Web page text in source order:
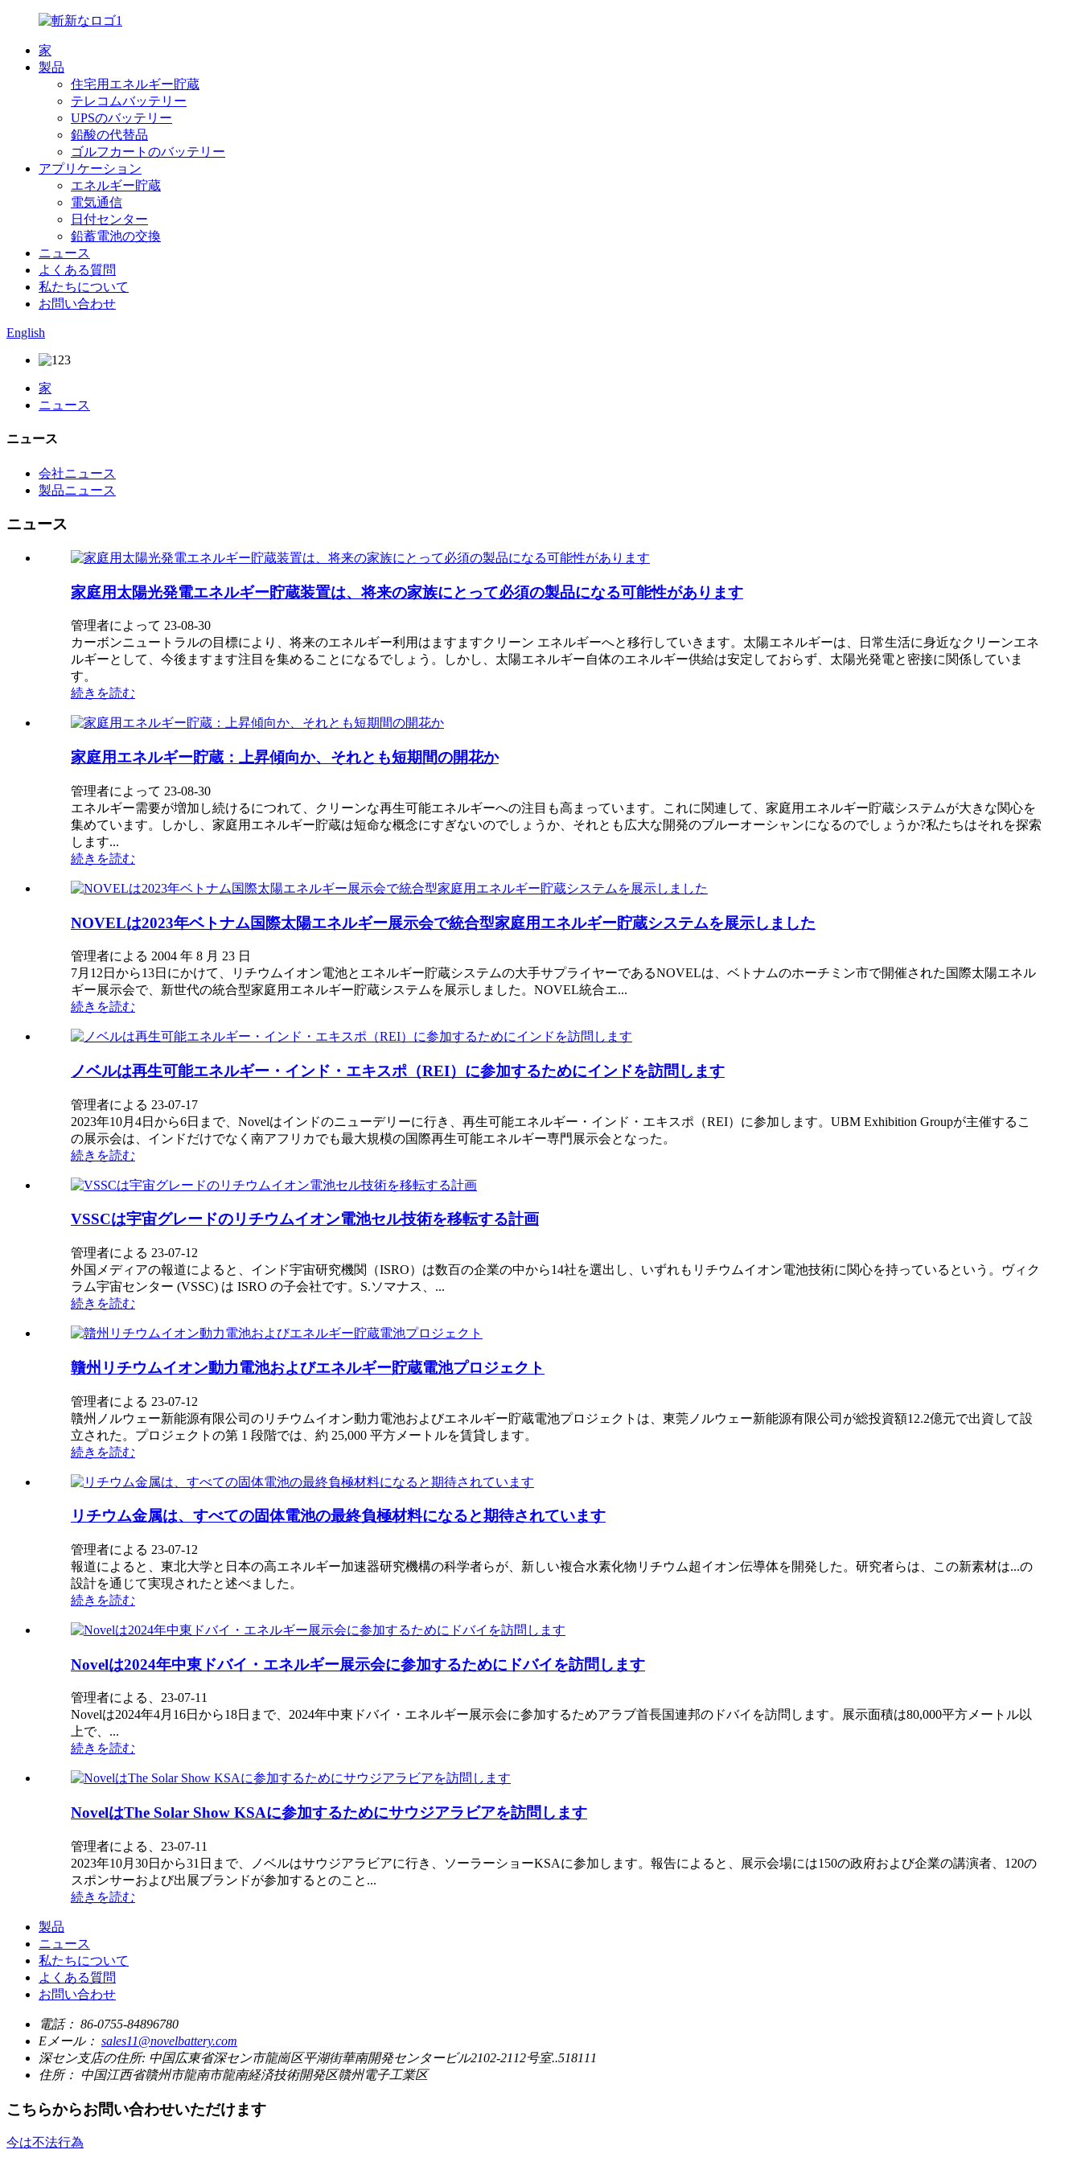
家
製品
住宅用エネルギー貯蔵
テレコムバッテリー
UPSのバッテリー
鉛酸の代替品
ゴルフカートのバッテリー
アプリケーション
エネルギー貯蔵
電気通信
日付センター
鉛蓄電池の交換
ニュース
よくある質問
私たちについて
お問い合わせ
English
家
ニュース
ニュース
会社ニュース
製品ニュース
ニュース
家庭用太陽光発電エネルギー貯蔵装置は、将来の家族にとって必須の製品になる可能性があります
管理者によって 23-08-30
カーボンニュートラルの目標により、将来のエネルギー利用はますますクリーン エネルギーへと移行していきます。太陽エネルギーは、日常生活に身近なクリーンエネ
ルギーとして、今後ますます注目を集めることになるでしょう。しかし、太陽エネルギー自体のエネルギー供給は安定しておらず、太陽光発電と密接に関係していま
す。
続きを読む
家庭用エネルギー貯蔵：上昇傾向か、それとも短期間の開花か
管理者によって 23-08-30
エネルギー需要が増加し続けるにつれて、クリーンな再生可能エネルギーへの注目も高まっています。これに関連して、家庭用エネルギー貯蔵システムが大きな関心を
集めています。しかし、家庭用エネルギー貯蔵は短命な概念にすぎないのでしょうか、それとも広大な開発のブルーオーシャンになるのでしょうか?私たちはそれを探索
します...
続きを読む
NOVELは2023年ベトナム国際太陽エネルギー展示会で統合型家庭用エネルギー貯蔵システムを展示しました
管理者による 2004 年 8 月 23 日
7月12日から13日にかけて、リチウムイオン電池とエネルギー貯蔵システムの大手サプライヤーであるNOVELは、ベトナムのホーチミン市で開催された国際太陽エネル
ギー展示会で、新世代の統合型家庭用エネルギー貯蔵システムを展示しました。NOVEL統合エ...
続きを読む
ノベルは再生可能エネルギー・インド・エキスポ（REI）に参加するためにインドを訪問します
管理者による 23-07-17
2023年10月4日から6日まで、Novelはインドのニューデリーに行き、再生可能エネルギー・インド・エキスポ（REI）に参加します。UBM Exhibition Groupが主催するこ
の展示会は、インドだけでなく南アフリカでも最大規模の国際再生可能エネルギー専門展示会となった。
続きを読む
VSSCは宇宙グレードのリチウムイオン電池セル技術を移転する計画
管理者による 23-07-12
外国メディアの報道によると、インド宇宙研究機関（ISRO）は数百の企業の中から14社を選出し、いずれもリチウムイオン電池技術に関心を持っているという。ヴィク
ラム宇宙センター (VSSC) は ISRO の子会社です。S.ソマナス、...
続きを読む
贛州リチウムイオン動力電池およびエネルギー貯蔵電池プロジェクト
管理者による 23-07-12
贛州ノルウェー新能源有限公司のリチウムイオン動力電池およびエネルギー貯蔵電池プロジェクトは、東莞ノルウェー新能源有限公司が総投資額12.2億元で出資して設
立された。プロジェクトの第 1 段階では、約 25,000 平方メートルを賃貸します。
続きを読む
リチウム金属は、すべての固体電池の最終負極材料になると期待されています
管理者による 23-07-12
報道によると、東北大学と日本の高エネルギー加速器研究機構の科学者らが、新しい複合水素化物リチウム超イオン伝導体を開発した。研究者らは、この新素材は...の
設計を通じて実現されたと述べました。
続きを読む
Novelは2024年中東ドバイ・エネルギー展示会に参加するためにドバイを訪問します
管理者による、23-07-11
Novelは2024年4月16日から18日まで、2024年中東ドバイ・エネルギー展示会に参加するためアラブ首長国連邦のドバイを訪問します。展示面積は80,000平方メートル以
上で、...
続きを読む
NovelはThe Solar Show KSAに参加するためにサウジアラビアを訪問します
管理者による、23-07-11
2023年10月30日から31日まで、ノベルはサウジアラビアに行き、ソーラーショーKSAに参加します。報告によると、展示会場には150の政府および企業の講演者、120の
スポンサーおよび出展ブランドが参加するとのこと...
続きを読む
製品
ニュース
私たちについて
よくある質問
お問い合わせ
電話： 86-0755-84896780
Eメール： sales11@novelbattery.com
深セン支店の住所: 中国広東省深セン市龍崗区平湖街華南開発センタービル2102-2112号室..518111
住所： 中国江西省贛州市龍南市龍南経済技術開発区贛州電子工業区
こちらからお問い合わせいただけます
今は不法行為